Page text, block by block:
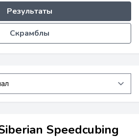
Результаты
Скрамблы
Speedcubing